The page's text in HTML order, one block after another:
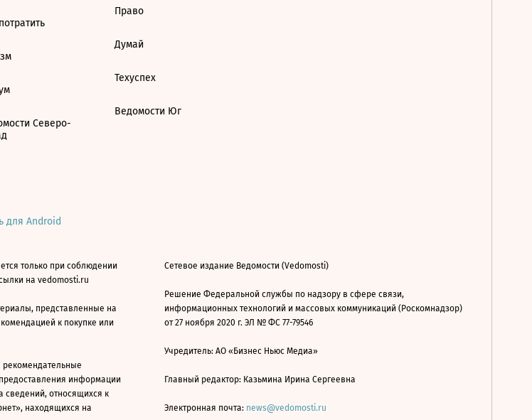
Северо-
Право
Думай
Техуспех
Ведомости Юг
для Android
только при соблюдении
на vedomosti.ru
представленные на
к покупке или
информации
сведений, относящихся к
находящихся на
Сетевое издание Ведомости (Vedomosti)
Решение Федеральной службы по надзору в сфере связи,
информационных технологий и массовых коммуникаций (Роскомнадзор)
от 27 ноября 2020 г. ЭЛ № ФС 77-79546
Учредитель: АО «Бизнес Ньюс Медиа»
Главный редактор: Казьмина Ирина Сергеевна
Электронная почта: news@vedomosti.ru